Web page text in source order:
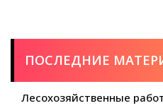
ПОСЛЕДНИЕ
Лесохозяйственные